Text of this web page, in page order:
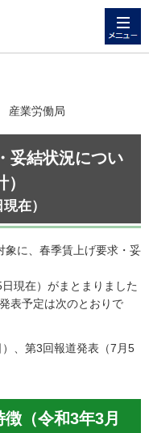
産業労働局
妥結状況につい
在）
象に、春季賃上げ要求・妥
現在）がまとまりました
表予定は次のとおりで
、第3回報道発表（7月5
（令和3年3月